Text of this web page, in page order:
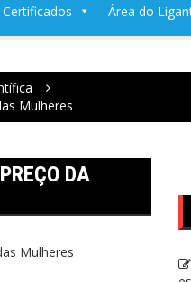
Certificados Área do
Mulheres
DA